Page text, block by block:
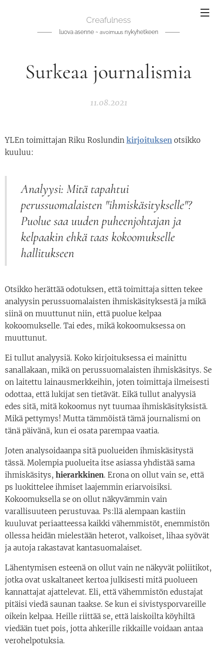
Creafulness
luova asenne ~ avoimuusnykyhetkeen
Surkeaa journalismia
11.08.2021
YLEn toimittajan Riku Roslundin kirjoituksen otsikko
kuuluu:
Analyysi: Mitä tapahtui
perussuomalaisten "ihmiskäsitykselle"?
Puolue saa uuden puheenjohtajan ja
kelpaakin ehkä taas kokoomukselle
hallitukseen
Otsikko herättää odotuksen, että toimittaja sitten tekee
analyysin perussuomalaisten ihmiskäsityksestä ja mikä
siinä on muuttunut niin, että puolue kelpaa
kokoomukselle. Tai edes, mikä kokoomuksessa on
muuttunut.
Ei tullut analyysiä. Koko kirjoituksessa ei mainittu
sanallakaan, mikä on perussuomalaisten ihmiskäsitys. Se
on laitettu lainausmerkkeihin, joten toimittaja ilmeisesti
odottaa, että lukijat sen tietävät. Eikä tullut analyysiä
edes sitä, mitä kokoomus nyt tuumaa ihmiskäsityksistä.
Mikä pettymys! Mutta tämmöistä tämä journalismi on
tänä päivänä, kun ei osata parempaa vaatia.
Joten analysoidaanpa sitä puolueiden ihmiskäsitystä
tässä. Molempia puolueita itse asiassa yhdistää sama
ihmiskäsitys, hierarkkinen. Erona on ollut vain se, että
ps luokittelee ihmiset laajemmin eriarvoisiksi.
Kokoomuksella se on ollut näkyvämmin vain
varallisuuteen perustuvaa. Ps:llä alempaan kastiin
kuuluvat periaatteessa kaikki vähemmistöt, enemmistön
ollessa heidän mielestään heterot, valkoiset, lihaa syövät
ja autoja rakastavat kantasuomalaiset.
Lähentymisen esteenä on ollut vain ne näkyvät poliitikot,
jotka ovat uskaltaneet kertoa julkisesti mitä puolueen
kannattajat ajattelevat. Eli, että vähemmistön edustajat
pitäisi viedä saunan taakse. Se kun ei sivistysporvareille
oikein kelpaa. Heille riittää se, että laiskoilta köyhiltä
viedään tuet pois, jotta ahkerille rikkaille voidaan antaa
verohelpotuksia.